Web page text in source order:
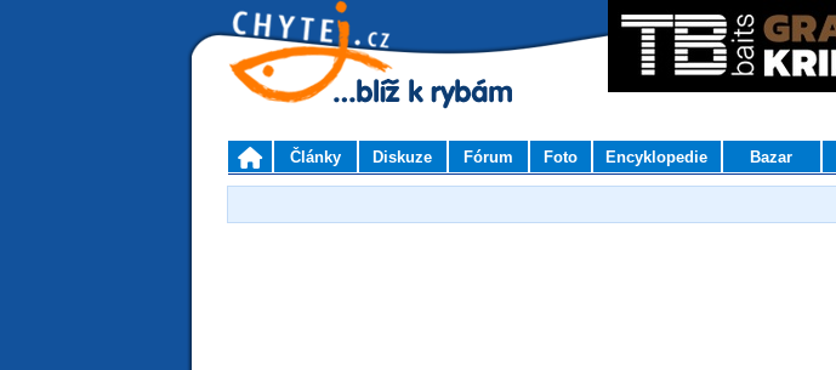
Články Diskuze Fórum Foto Encyklopedie Bazar